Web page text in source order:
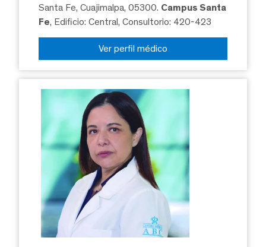
Santa Fe, Cuajimalpa, 05300. Campus Santa
Fe, Edificio: Central, Consultorio: 420-423
Ver perfil médico